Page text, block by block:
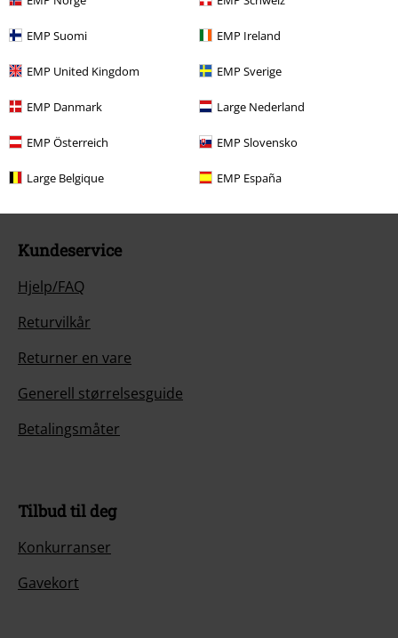
EMP Suomi EMP Ireland
EMP United Kingdom EMP Sverige
EMP Danmark Large Nederland
EMP Österreich EMP Slovensko
Large Belgique EMP España
Vår kundeservice er her for deg
Tilgjengelig igjen: Mandag fra 08:00 til 13:00.Lær mer
Kundeservice
Hjelp/FAQ
Returvilkår
Returner en vare
Generell størrelsesguide
Betalingsmåter
Tilbud til deg
Konkurranser
Gavekort